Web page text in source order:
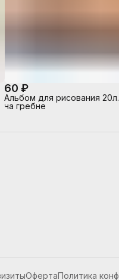
60 ₽
Альбом для рисования
на гребне
ОфертаПолитика